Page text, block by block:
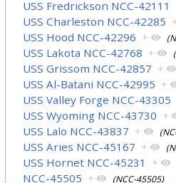
USS Fredrickson NCC-42111
USS Charleston NCC-42285
USS Hood NCC-42296 +
USS Lakota NCC-42768 +
USS Grissom NCC-42857 +
USS Al-Batani NCC-42995 +
USS Valley Forge NCC-43305
USS Wyoming NCC-43730 +
USS Lalo NCC-43837 +
USS Aries NCC-45167 +
USS Hornet NCC-45231 +
NCC-45505 + (NCC-45505)